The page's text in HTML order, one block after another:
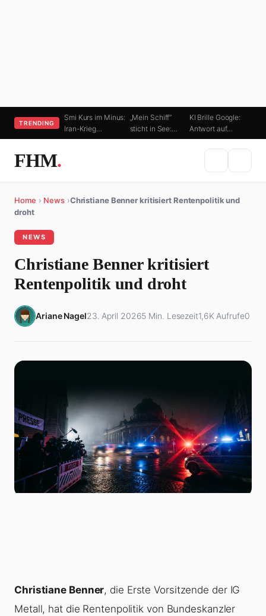
TRENDING
Smi Kurs im Minus:
Iran-Krieg…
„Mein Schiff“
sticht in See:…
KI Brille Google:
Antwort auf…
FHM.
Home › News ›Christiane Benner kritisiert Rentenpolitik und
droht
NEWS
Christiane Benner kritisiert
Rentenpolitik und droht
Ariane Nagel23. April 20265 Min. Lesezeit1,6K Aufrufe0
Christiane Benner, die Erste Vorsitzende der IG
Metall, hat die Rentenpolitik von Bundeskanzler